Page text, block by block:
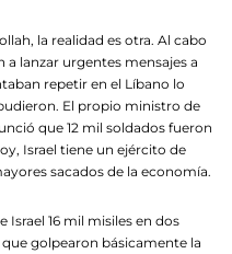
la realidad es otra. Al cabo
lanzar urgentes mensajes a
repetir en el Líbano lo
El propio ministro de
que 12 mil soldados fueron
Israel tiene un ejército de
sacados de la economía.
Israel 16 mil misiles en dos
golpearon básicamente la